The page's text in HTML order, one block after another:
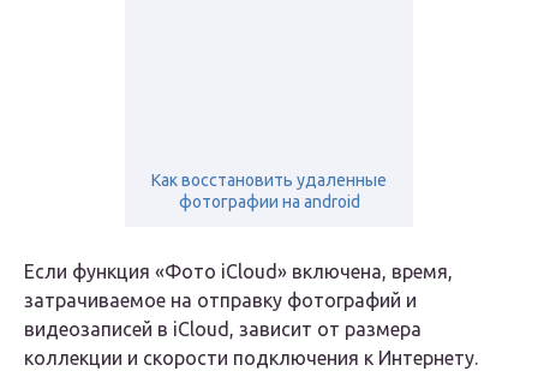
Как восстановить удаленные
фотографии на android
Если функция «Фото iCloud» включена, время,
затрачиваемое на отправку фотографий и
видеозаписей в iCloud, зависит от размера
коллекции и скорости подключения к Интернету.